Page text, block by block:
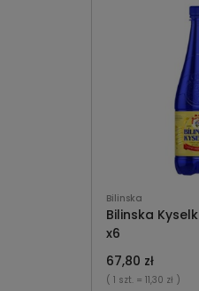
Bilinska
Bilinska
x6
67,80 zł
( 1 szt. = 11,30 zł )